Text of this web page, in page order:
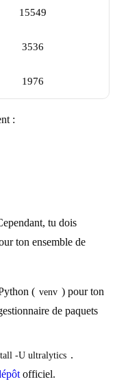
15549
3536
1976
:
tu dois
ton ensemble de
( venv ) pour ton
de paquets
-U ultralytics .
officiel.